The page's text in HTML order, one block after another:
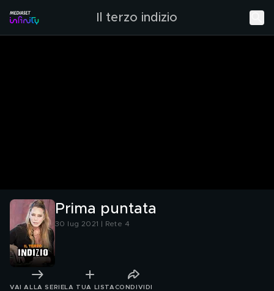
Il terzo indizio
Prima puntata
30 lug 2021 | Rete 4
VAI ALLA SERIE LA TUA LISTA CONDIVIDI